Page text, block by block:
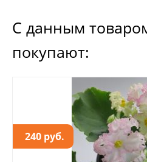
С данным
покупают:
240 руб.